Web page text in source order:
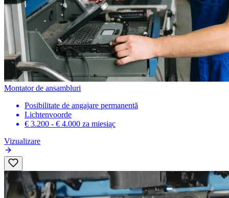
Montator de ansambluri
Posibilitate de angajare permanentă
Lichtenvoorde
€ 3.200 - € 4.000 za miesiąc
Vizualizare